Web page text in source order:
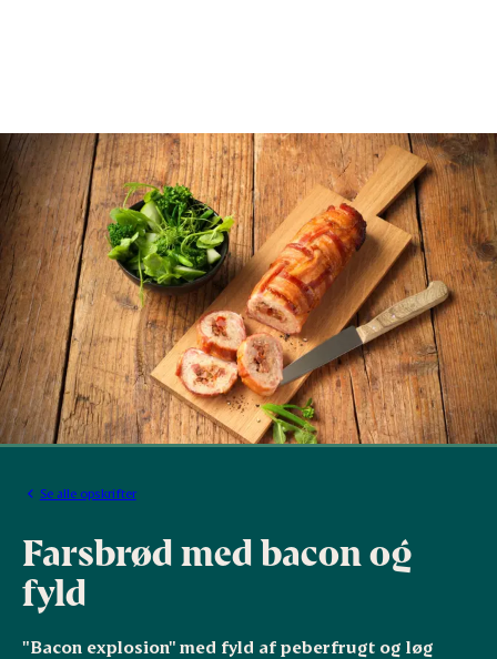
Se alle opskrifter
Farsbrød med bacon og
fyld
"Bacon explosion" med fyld af peberfrugt og løg